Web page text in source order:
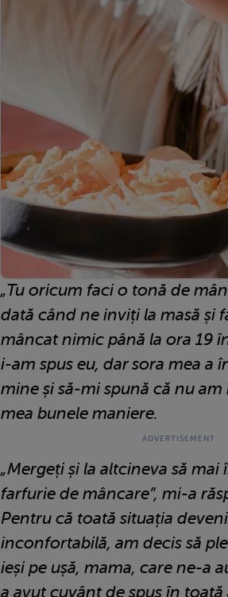
„Tu oricum faci o tonă de
dată când ne inviți la masă și
mâncat nimic până la ora 19
i-am spus eu, dar sora mea a
mine și să-mi spună că nu
mea bunele maniere.
„Mergeți și la altcineva să mai
farfurie de mâncare”, mi-a
Pentru că toată situația
inconfortabilă, am decis să
ieși pe ușă, mama, care ne-a
a avut cuvânt de spus în toată